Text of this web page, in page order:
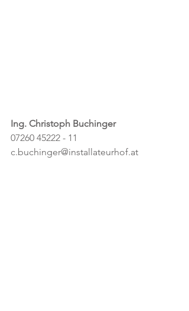
Ing. Christoph Buchinger
07260 45222 - 11
c.buchinger@installateurhof.at